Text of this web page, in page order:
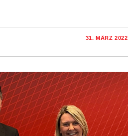
31. MÄRZ 2022